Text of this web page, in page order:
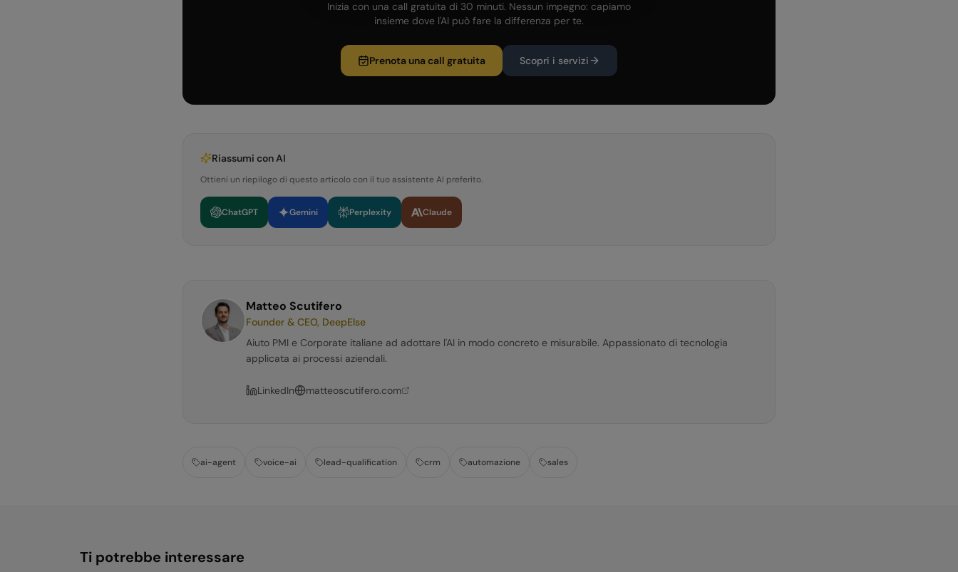
Inizia con una call gratuita di 30 minuti. Nessun impegno: capiamo
insieme dove l'AI può fare la differenza per te.
Prenota una call gratuita Scopri i servizi
Riassumi con AI
Ottieni un riepilogo di questo articolo con il tuo assistente AI preferito.
ChatGPT Gemini Perplexity Claude
Matteo Scutifero
Founder & CEO, DeepElse
Aiuto PMI e Corporate italiane ad adottare l'AI in modo concreto e misurabile. Appassionato di tecnologia
applicata ai processi aziendali.
LinkedIn matteoscutifero.com
ai-agent voice-ai lead-qualification crm automazione sales
Ti potrebbe interessare